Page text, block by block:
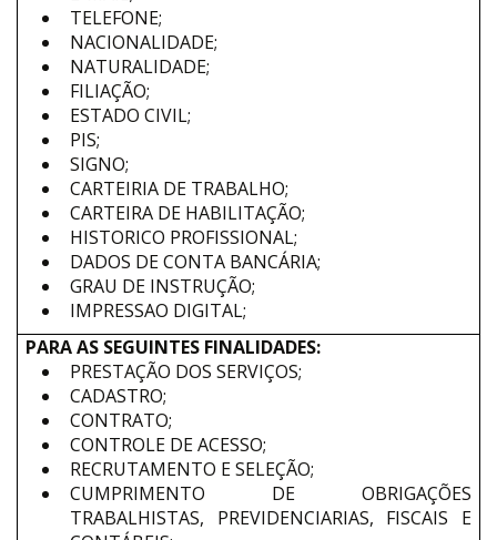
TELEFONE;
NACIONALIDADE;
NATURALIDADE;
FILIAÇÃO;
ESTADO CIVIL;
PIS;
SIGNO;
CARTEIRIA DE TRABALHO;
CARTEIRA DE HABILITAÇÃO;
HISTORICO PROFISSIONAL;
DADOS DE CONTA BANCÁRIA;
GRAU DE INSTRUÇÃO;
IMPRESSAO DIGITAL;
PARA AS SEGUINTES FINALIDADES:
PRESTAÇÃO DOS SERVIÇOS;
CADASTRO;
CONTRATO;
CONTROLE DE ACESSO;
RECRUTAMENTO E SELEÇÃO;
CUMPRIMENTO DE OBRIGAÇÕES
TRABALHISTAS, PREVIDENCIARIAS, FISCAIS E